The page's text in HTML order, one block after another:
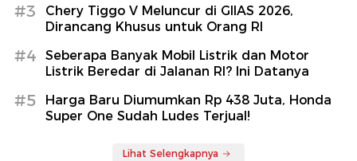
#3
Chery Tiggo V Meluncur di GIIAS 2026,
Dirancang Khusus untuk Orang RI
#4
Seberapa Banyak Mobil Listrik dan Motor
Listrik Beredar di Jalanan RI? Ini Datanya
#5
Harga Baru Diumumkan Rp 438 Juta, Honda
Super One Sudah Ludes Terjual!
Lihat Selengkapnya